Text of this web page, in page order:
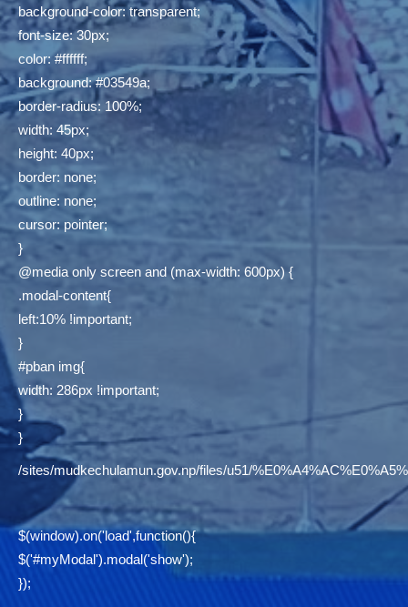
background-color: transparent;
font-size: 30px;
color: #ffffff;
background: #03549a;
border-radius: 100%;
width: 45px;
height: 40px;
border: none;
outline: none;
cursor: pointer;
}
@media only screen and (max-width: 600px) {
.modal-content{
left:10% !important;
}
#pban img{
width: 286px !important;
}
}
/sites/mudkechulamun.gov.np/files/u51/
$(window).on('load',function(){
$('#myModal').modal('show');
});